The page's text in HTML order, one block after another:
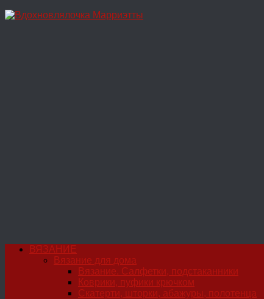
Перейти
ВЯЗАНИЕ
Вязание для дома
Вязание. Салфетки, подстаканники
Коврики, пуфики крючком
Скатерти, шторки, абажуры, полотенца